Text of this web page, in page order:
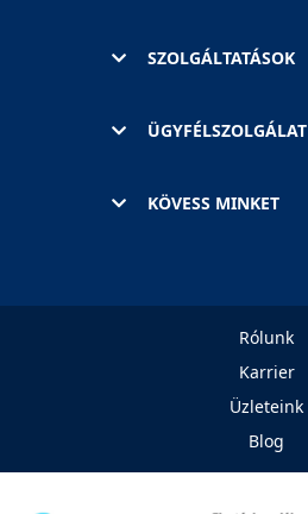
SZOLGÁLTATÁSOK
ÜGYFÉLSZOLGÁLAT
KÖVESS MINKET
Rólunk
Karrier
Üzleteink
Blog